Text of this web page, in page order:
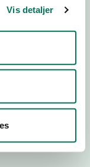
Vis detaljer
hjemmeside